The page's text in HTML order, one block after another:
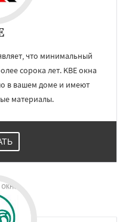
что минимальный
сорока лет. KBE окна
в вашем доме и имеют
материалы.